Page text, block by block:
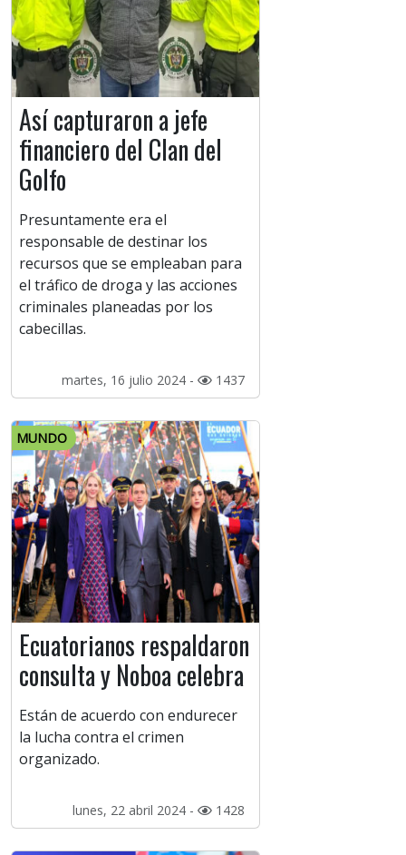
Así capturaron a jefe
financiero del Clan del
Golfo
Presuntamente era el
responsable de destinar los
recursos que se empleaban para
el tráfico de droga y las acciones
criminales planeadas por los
cabecillas.
martes, 16 julio 2024 - 1437
MUNDO
Ecuatorianos respaldaron
consulta y Noboa celebra
Están de acuerdo con endurecer
la lucha contra el crimen
organizado.
lunes, 22 abril 2024 - 1428